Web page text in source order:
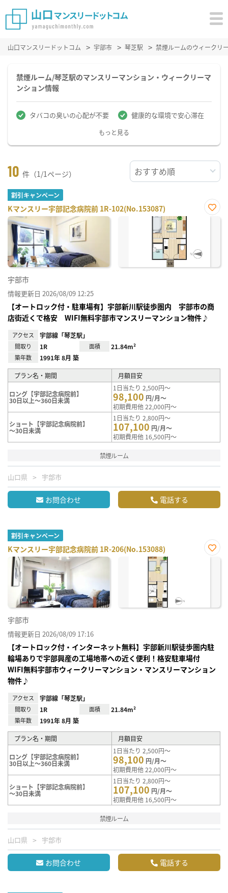
山口マンスリードットコム 宇部市 琴芝駅 禁煙ルームのウィークリ
禁煙ルーム/琴芝駅のマンスリーマンション・ウィークリーマ
ンション情報
タバコの臭いの心配が不要 健康的な環境で安心滞在
もっと見る
10 件（1/1ページ）
割引キャンペーン
Kマンスリー宇部記念病院前 1R-102(No.153087)
お気
宇部市
情報更新日 2026/08/09 12:25
【オートロック付・駐車場有】宇部新川駅徒歩圏内 宇部市の商
店街近くで格安 WIFI無料宇部市マンスリーマンション物件♪
アクセス 宇部線「琴芝駅」
間取り 1R 面積 21.84m²
築年数 1991年 8月 築
プラン名・期間 月額目安
ロング【宇部記念病院前】
30日以上～360日未満
1日当たり 2,500円～
98,100 円/月～
初期費用他 22,000円～
ショート【宇部記念病院前】
～30日未満
1日当たり 2,800円～
107,100 円/月～
初期費用他 16,500円～
禁煙ルーム
山口県 宇部市
お問合わせ 電話する
割引キャンペーン
Kマンスリー宇部記念病院前 1R-206(No.153088)
お気
宇部市
情報更新日 2026/08/09 17:16
【オートロック付・インターネット無料】宇部新川駅徒歩圏内駐
輪場ありで宇部興産の工場地帯への近く便利！格安駐車場付
WIFI無料宇部市ウィークリーマンション・マンスリーマンション
物件♪
アクセス 宇部線「琴芝駅」
間取り 1R 面積 21.84m²
築年数 1991年 8月 築
プラン名・期間 月額目安
ロング【宇部記念病院前】
30日以上～360日未満
1日当たり 2,500円～
98,100 円/月～
初期費用他 22,000円～
ショート【宇部記念病院前】
～30日未満
1日当たり 2,800円～
107,100 円/月～
初期費用他 16,500円～
禁煙ルーム
山口県 宇部市
お問合わせ 電話する